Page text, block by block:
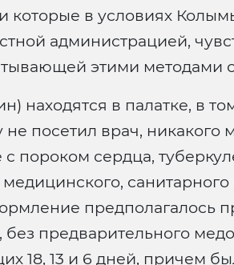
которые в условиях
администрацией,
этими методами
находятся в палатке, в
не посетил врач,
пороком сердца,
предполагалось
без предварительного
18, 13 и 6 дней, причем